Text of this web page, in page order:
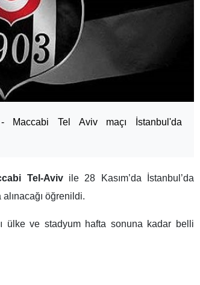
Maccabi Tel Aviv maçı İstanbul'da
Tel-Avivile 28 Kasım’da İstanbul’da
alınacağı öğrenildi.
ülke ve stadyum hafta sonuna kadar belli